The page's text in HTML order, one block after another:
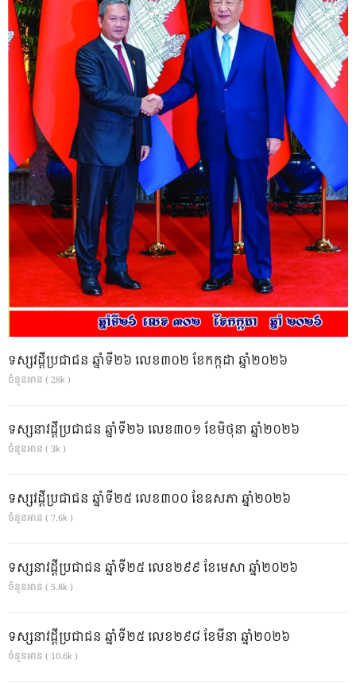
ទស្សវដ្តីប្រជាជន ឆ្នាំទី២៦ លេខ៣០២ ខែកក្កដា ឆ្នាំ២០២៦
ចំនួនអាន ( 28k )
ទស្សនាវដ្ដីប្រជាជន ឆ្នាំទី២៦ លេខ៣០១ ខែមិថុនា ឆ្នាំ២០២៦
ចំនួនអាន ( 3k )
ទស្សវដ្តីប្រជាជន ឆ្នាំទី២៥ លេខ៣០០ ខែឧសភា ឆ្នាំ២០២៦
ចំនួនអាន ( 7.6k )
ទស្សនាវដ្ដីប្រជាជន ឆ្នាំទី២៥ លេខ២៩៩ ខែមេសា ឆ្នាំ២០២៦
ចំនួនអាន ( 5.8k )
ទស្សនាវដ្ដីប្រជាជន ឆ្នាំទី២៥ លេខ២៩៨ ខែមីនា ឆ្នាំ២០២៦
ចំនួនអាន ( 10.6k )